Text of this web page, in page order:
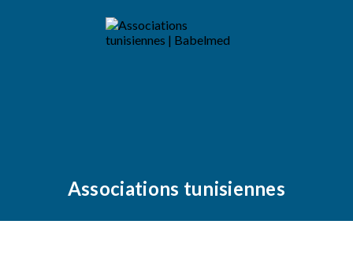
Associations tunisiennes